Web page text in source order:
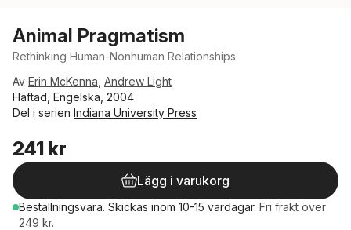
Animal Pragmatism
Rethinking Human-Nonhuman Relationships
Av Erin McKenna Andrew Light
Häftad, Engelska, 2004
Del i serien Indiana University Press
241 kr
Lägg i varukorg
Beställningsvara. Skickas inom 10-15 vardagar. Fri frakt över
249 kr.